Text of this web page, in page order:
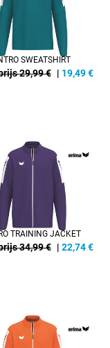
SWEATSHIRT
29,99 € | 19,49€
TRAINING JACKET
34,99 € | 22,74€